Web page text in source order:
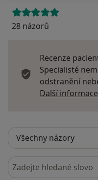
28 názorů
Recenze
Specialisté
odstranění
Další
Hledejte v názorech